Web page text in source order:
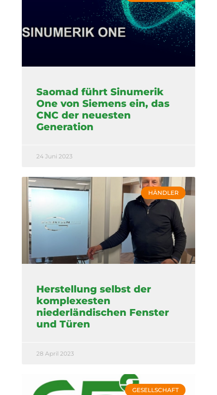
Saomad führt Sinumerik
One von Siemens ein, das
CNC der neuesten
Generation
24 Juni 2023
HÄNDLER
Herstellung selbst der
komplexesten
niederländischen Fenster
und Türen
28 April 2023
GESELLSCHAFT